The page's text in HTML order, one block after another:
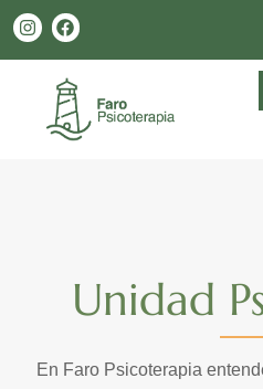
Unidad
En Faro Psicoterapia